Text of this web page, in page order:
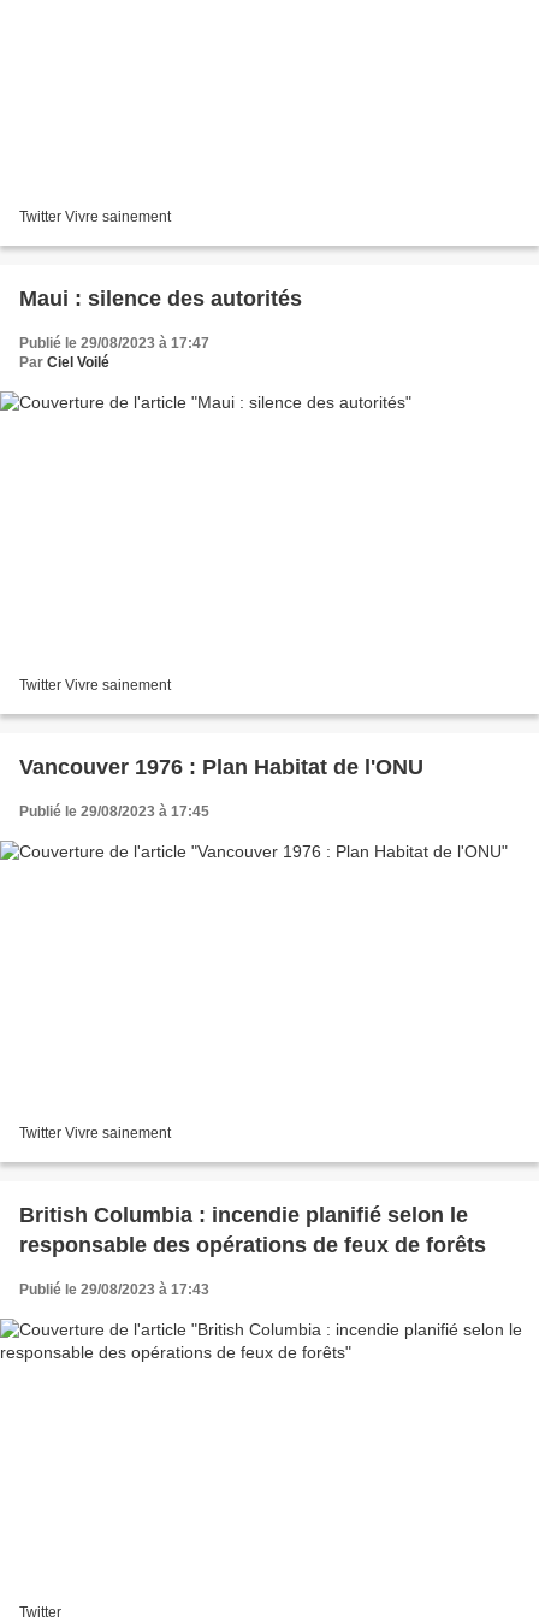
Twitter Vivre sainement
Maui : silence des autorités
Publié le 29/08/2023 à 17:47
Par Ciel Voilé
Twitter Vivre sainement
Vancouver 1976 : Plan Habitat de l'ONU
Publié le 29/08/2023 à 17:45
Twitter Vivre sainement
British Columbia : incendie planifié selon le
responsable des opérations de feux de forêts
Publié le 29/08/2023 à 17:43
Twitter